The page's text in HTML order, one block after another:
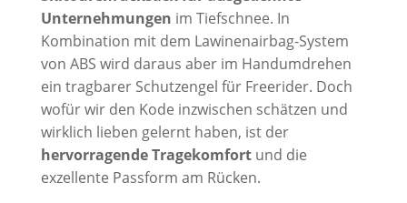
Unternehmungen im Tiefschnee. In
Kombination mit dem Lawinenairbag-System
von ABS wird daraus aber im Handumdrehen
ein tragbarer Schutzengel für Freerider. Doch
wofür wir den Kode inzwischen schätzen und
wirklich lieben gelernt haben, ist der
hervorragende Tragekomfortund die
exzellente Passform am Rücken.